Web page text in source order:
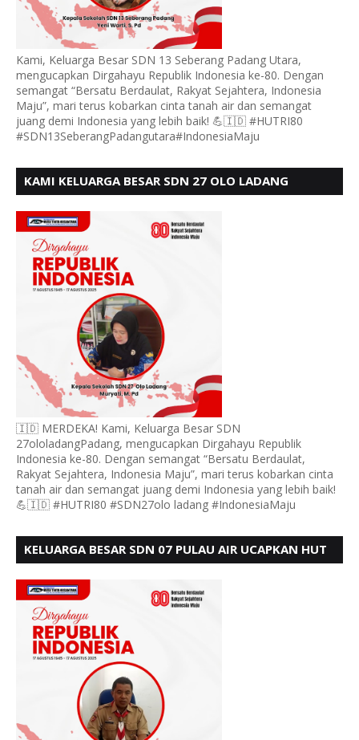
Kami, Keluarga Besar SDN 13 Seberang Padang Utara,
mengucapkan Dirgahayu Republik Indonesia ke-80. Dengan
semangat “Bersatu Berdaulat, Rakyat Sejahtera, Indonesia
Maju”, mari terus kobarkan cinta tanah air dan semangat
juang demi Indonesia yang lebih baik! 💪🇮🇩 #HUTRI80
#SDN13SeberangPadangutara#IndonesiaMaju
KAMI KELUARGA BESAR SDN 27 OLO LADANG
🇮🇩 MERDEKA! Kami, Keluarga Besar SDN
27ololadangPadang, mengucapkan Dirgahayu Republik
Indonesia ke-80. Dengan semangat “Bersatu Berdaulat,
Rakyat Sejahtera, Indonesia Maju”, mari terus kobarkan cinta
tanah air dan semangat juang demi Indonesia yang lebih baik!
💪🇮🇩 #HUTRI80 #SDN27olo ladang #IndonesiaMaju
KELUARGA BESAR SDN 07 PULAU AIR UCAPKAN HUT